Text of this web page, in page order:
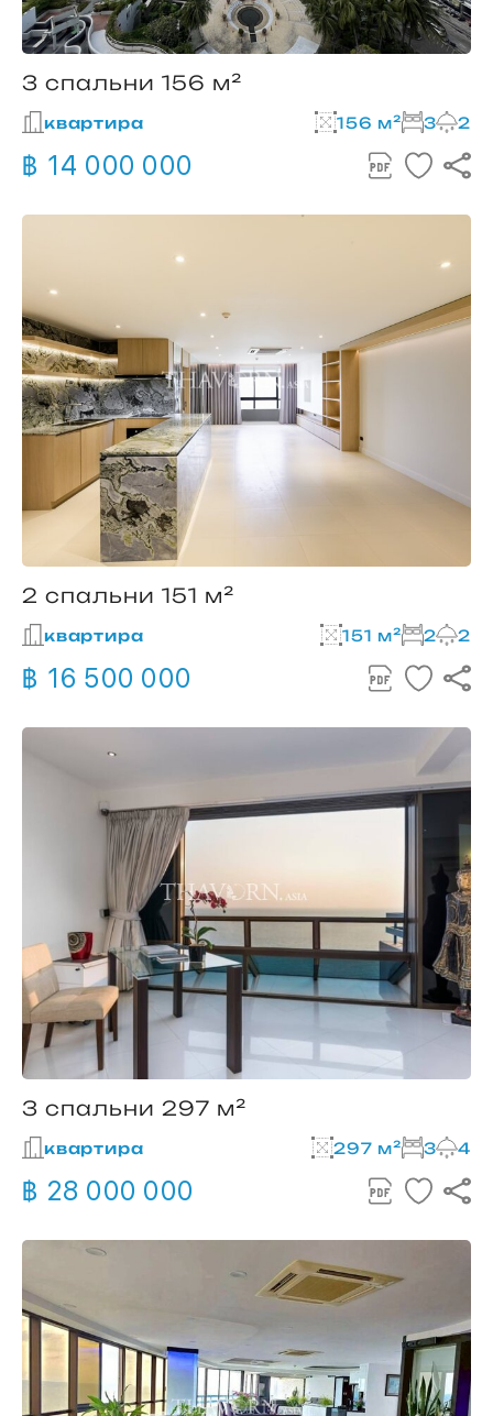
3 спальни 156 м²
квартира 156 м² 3 2
฿ 14 000 000
2 спальни 151 м²
квартира 151 м² 2 2
฿ 16 500 000
3 спальни 297 м²
квартира 297 м² 3 4
฿ 28 000 000